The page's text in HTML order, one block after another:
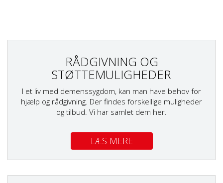
RÅDGIVNING OG
STØTTEMULIGHEDER
I et liv med demenssygdom, kan man have behov for
hjælp og rådgivning. Der findes forskellige muligheder
og tilbud. Vi har samlet dem her.
LÆS MERE